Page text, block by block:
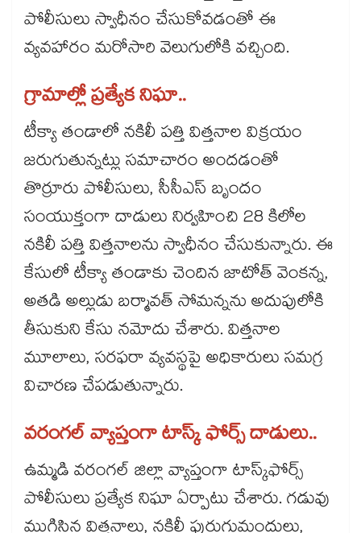
పోలీసులు స్వాధీనం చేసుకోవడంతో ఈ
వ్యవహారం మరోసారి వెలుగులోకి వచ్చింది.
గ్రామాల్లో ప్రత్యేక నిఘా..
టీక్యా తండాలో నకిలీ పత్తి విత్తనాల విక్రయం
జరుగుతున్నట్లు సమాచారం అందడంతో
తొర్రూరు పోలీసులు, సీసీఎస్ బృందం
సంయుక్తంగా దాడులు నిర్వహించి 28 కిలోల
నకిలీ పత్తి విత్తనాలను స్వాధీనం చేసుకున్నారు. ఈ
కేసులో టీక్యా తండాకు చెందిన జాటోత్ వెంకన్న,
అతడి అల్లుడు బర్మావత్ సోమన్నను అదుపులోకి
తీసుకుని కేసు నమోదు చేశారు. విత్తనాల
మూలాలు, సరఫరా వ్యవస్థపై అధికారులు సమగ్ర
విచారణ చేపడుతున్నారు.
వరంగల్ వ్యాప్తంగా టాస్క్ ఫోర్స్ దాడులు..
ఉమ్మడి వరంగల్ జిల్లా వ్యాప్తంగా టాస్క్‌‌ఫోర్స్
పోలీసులు ప్రత్యేక నిఘా ఏర్పాటు చేశారు. గడువు